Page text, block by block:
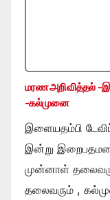
மரண அறிவித்தல் -
-கல்முனை
இளையதம்பி
இன்று
முன்னாள்
தலைவரும் ,